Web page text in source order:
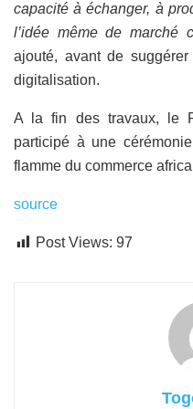
capacité à échanger, à
l’idée même de marché
ajouté, avant de
digitalisation.
A la fin des travaux, le
participé à une
flamme du commerce
source
Post Views: 97